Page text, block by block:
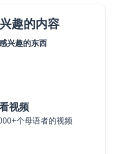
趣的内容
兴趣的东西
视频
个母语者的视频